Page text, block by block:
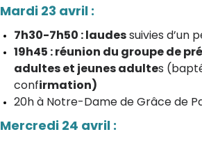
Mardi 23 avril :
7h30-7h50 : laudessuivies d’un
19h45 : réunion du groupe de
adultes et jeunes adultes
confirmation)
20h à Notre-Dame de Grâce de
Mercredi 24 avril :